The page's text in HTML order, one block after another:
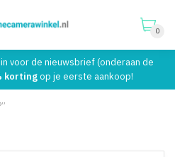
0
voor de nieuwsbrief (onderaan de
kortingop je eerste aankoop!